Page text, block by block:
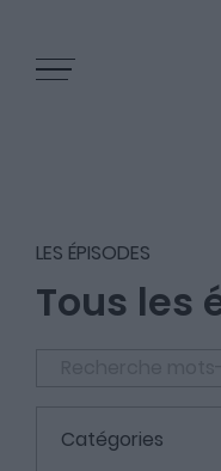
Les épisodes
LES ÉPISODES
Tous les
Catégories